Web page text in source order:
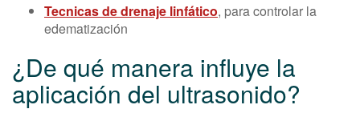
Tecnicas de drenaje linfático, para controlar la
edematización
¿De qué manera influye la
aplicación del ultrasonido?